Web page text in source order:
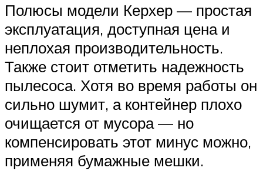
Полюсы модели Керхер — простая
эксплуатация, доступная цена и
неплохая производительность.
Также стоит отметить надежность
пылесоса. Хотя во время работы он
сильно шумит, а контейнер плохо
очищается от мусора — но
компенсировать этот минус можно,
применяя бумажные мешки.